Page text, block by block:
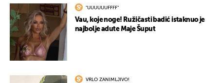
"UUUUUUFFFF"
Vau, koje noge! Ružičasti badić istaknuo je
najbolje adute Maje Šuput
VRLO ZANIMLJIVO!